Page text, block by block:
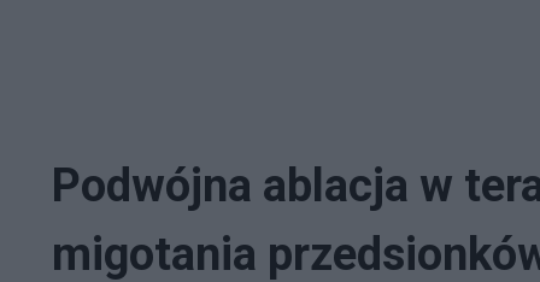
Podwójna ablacja w
migotania